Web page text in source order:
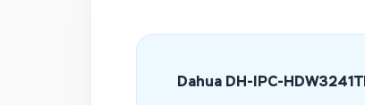
Dahua DH-IPC-